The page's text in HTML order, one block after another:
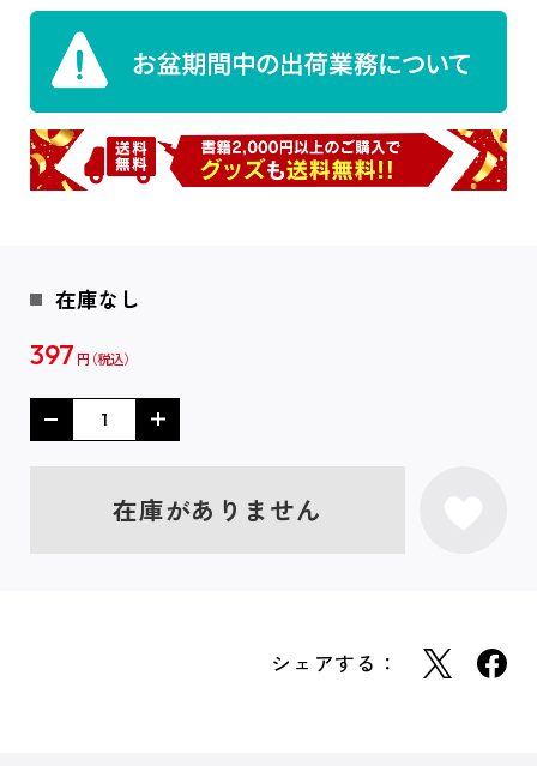
在庫なし
397 円
在庫がありません
シェアする：